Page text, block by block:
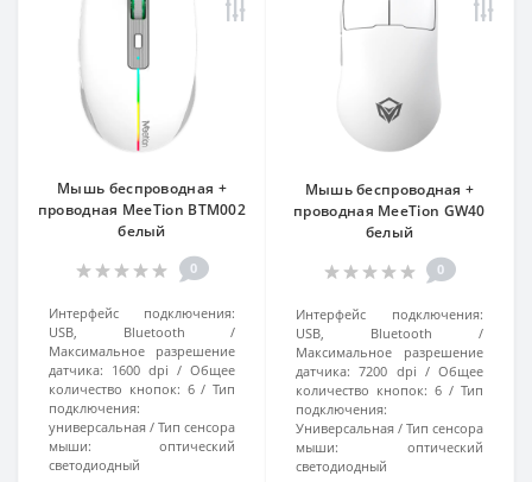
Мышь беспроводная +
проводная MeeTion BTM002
белый
0
Интерфейс подключения:
USB, Bluetooth
Максимальное разрешение
датчика: 1600 dpi
Общее
количество кнопок: 6
Тип
подключения:
универсальная
Тип сенсора
мыши:
оптический
светодиодный
Мышь беспроводная +
проводная MeeTion GW40
белый
0
Интерфейс подключения:
USB, Bluetooth
Максимальное разрешение
датчика: 7200 dpi
Общее
количество кнопок: 6
Тип
подключения:
Универсальная
Тип сенсора
мыши:
оптический
светодиодный